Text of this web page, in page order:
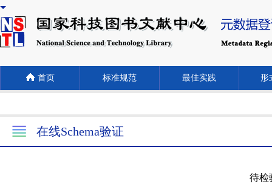
首页 标准规范 最佳实践 形
在线Schema验证
待检